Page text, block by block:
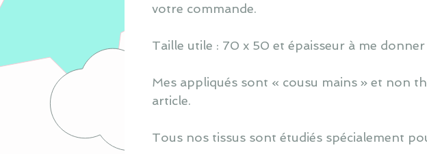
votre commande.
Taille utile : 70 x 50 et épaisseur à me
Mes appliqués sont « cousu mains » et non
article.
Tous nos tissus sont étudiés spécialement